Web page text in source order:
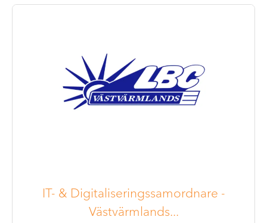
IT- & Digitaliseringssamordnare -
Västvärmlands...